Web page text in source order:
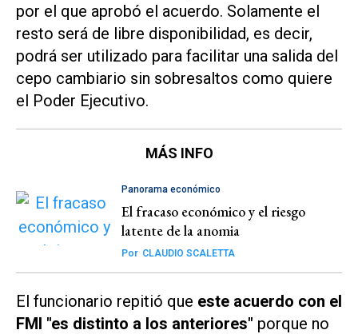
por el que aprobó el acuerdo. Solamente el
resto será de libre disponibilidad, es decir,
podrá ser utilizado para facilitar una salida del
cepo cambiario sin sobresaltos como quiere
el Poder Ejecutivo.
MÁS INFO
Panorama económico
El fracaso económico y el riesgo
latente de la anomia
Por CLAUDIO SCALETTA
El funcionario repitió que este acuerdo con el
FMI "es distinto a los anteriores" porque no